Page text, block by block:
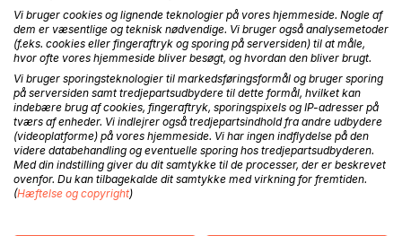
forestillinger
• faciliteres, så de ikke bliver for formelle, mekaniske og
ofte intetsigende.
Det er den slags møder, denne bog handler om.
Målsøgende møder - der kan hjælpe os til at se og møde
situationer, opgaver, verden, livet og hinanden på en ikke-
dømmende og begrænsende, men åben, modig og
forundret måde. Vi har brug for møder, hvor vi lytter til
hinanden, er nærværende, mærker efter og tør følge vores
intuition og hjerte for noget, der er visionært og
Vi bruger cookies og lignende teknologier på vores hjemmeside. Nogle af
dem er væsentlige og teknisk nødvendige. Vi bruger også analysemetoder
(f.eks. cookies eller fingeraftryk og sporing på serversiden) til at måle,
hvor ofte vores hjemmeside bliver besøgt, og hvordan den bliver brugt.
Vi bruger sporingsteknologier til markedsføringsformål og bruger sporing
på serversiden samt tredjepartsudbydere til dette formål, hvilket kan
indebære brug af cookies, fingeraftryk, sporingspixels og IP-adresser på
tværs af enheder. Vi indlejrer også tredjepartsindhold fra andre udbydere
(videoplatforme) på vores hjemmeside. Vi har ingen indflydelse på den
videre databehandling og eventuelle sporing hos tredjepartsudbyderen.
Med din indstilling giver du dit samtykke til de processer, der er beskrevet
ovenfor. Du kan tilbagekalde dit samtykke med virkning for fremtiden.
(Hæftelse og copyright)